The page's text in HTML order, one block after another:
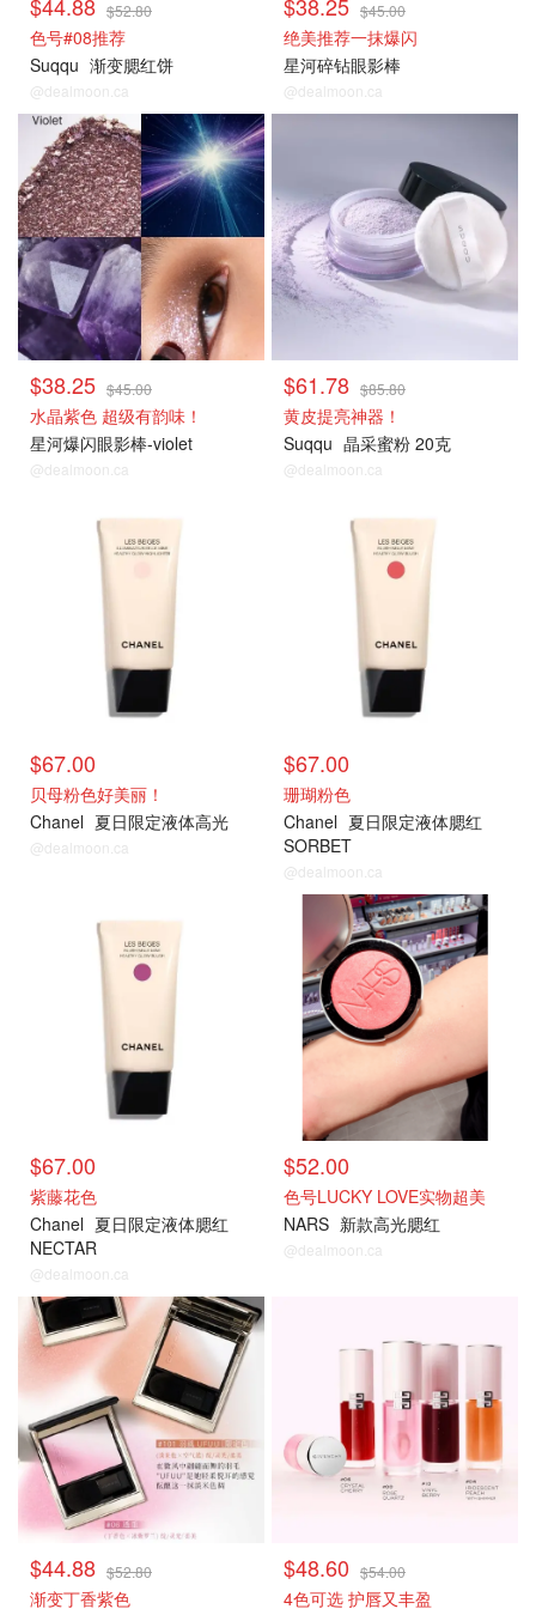
$44.88 $52.80
色号#08推荐
Suqqu 渐变腮红饼
@dealmoon.ca
$38.25 $45.00
绝美推荐一抹爆闪
星河碎钻眼影棒
@dealmoon.ca
氛围感妆容
$38.25 $45.00
水晶紫色 超级有韵味！
星河爆闪眼影棒-violet
@dealmoon.ca
$61.78 $85.80
黄皮提亮神器！
Suqqu 晶采蜜粉 20克
@dealmoon.ca
$67.00
贝母粉色好美丽！
Chanel 夏日限定液体高光
@dealmoon.ca
$67.00
珊瑚粉色
Chanel 夏日限定液体腮红
SORBET
@dealmoon.ca
$67.00
紫藤花色
Chanel 夏日限定液体腮红
NECTAR
@dealmoon.ca
氛围感妆容
$52.00
色号LUCKY LOVE实物超美
NARS 新款高光腮红
@dealmoon.ca
氛围感妆容
$44.88 $52.80
渐变丁香紫色
$48.60 $54.00
4色可选 护唇又丰盈